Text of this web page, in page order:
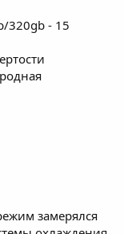
320gb - 15
замерялся